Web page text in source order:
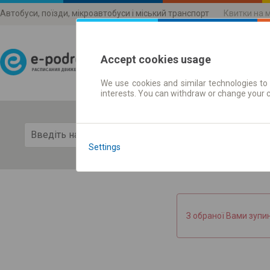
Автобуси, поїзди, мікроавтобуси і міський транспорт Квитки на
Розклади руху
З обраної Вами
Accept cookies usage
We use cookies and similar technologies
interests. You can withdraw or change
Settings